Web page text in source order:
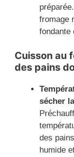
fromage
fondante
Cuisson au
des pains
sécher
des
humide